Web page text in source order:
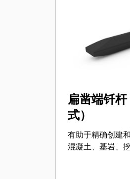
扁凿端钎
式）
有助于精确创建
混凝土、基岩、